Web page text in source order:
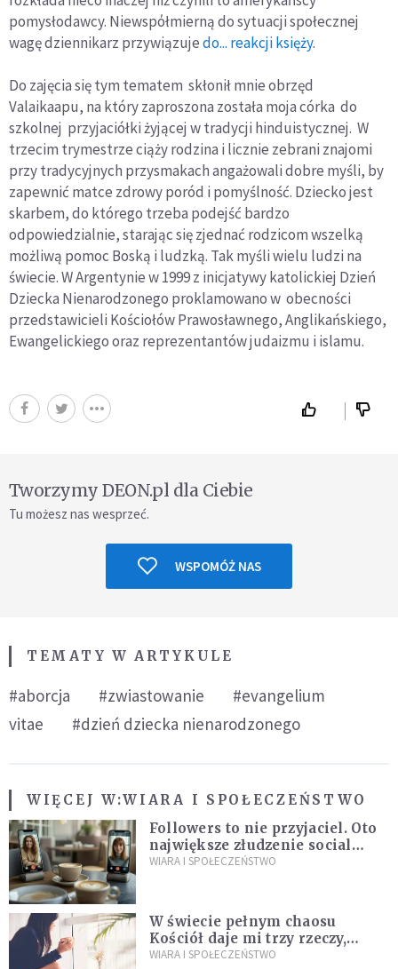
pomysłodawcy. Niewspόłmierną do sytuacji społecznej
wagę dziennikarz przywiązujedo... reakcji księży.
Do zajęcia się tym tematem skłonił mnie obrzęd
Valaikaapu, na który zaproszona została moja córka do
szkolnej przyjaciółki żyjącej w tradycji hinduistycznej. W
trzecim trymestrze ciąży rodzina i licznie zebrani znajomi
przy tradycyjnych przysmakach angażowali dobre myśli, by
zapewnić matce zdrowy poród i pomyślność. Dziecko jest
skarbem, do którego trzeba podejść bardzo
odpowiedzialnie, starając się zjednać rodzicom wszelką
możliwą pomoc Boską i ludzką. Tak myśli wielu ludzi na
świecie. W Argentynie w 1999 z inicjatywy katolickiej Dzień
Dziecka Nienarodzonego proklamowano w obecności
przedstawicieli Kościołów Prawosławnego, Anglikańskiego,
Ewangelickiego oraz reprezentantów judaizmu i islamu.
Tworzymy DEON.pl dla Ciebie
Tu możesz nas wesprzeć.
WSPOMÓŻ NAS
TEMATY W ARTYKULE
#aborcja #zwiastowanie
#evangelium
vitae
#dzień dziecka nienarodzonego
WIĘCEJ W:WIARA I SPOŁECZEŃSTWO
Followers to nie przyjaciel. Oto
największe złudzenie social
mediów
WIARA I SPOŁECZEŃSTWO
W świecie pełnym chaosu
Kościół daje mi trzy rzeczy,
których wszystkim dziś bardzo
WIARA I SPOŁECZEŃSTWO